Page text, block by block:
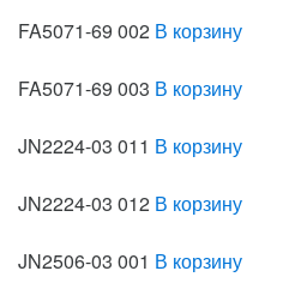
FA5071-69 002 В корзину
FA5071-69 003 В корзину
JN2224-03 011 В корзину
JN2224-03 012 В корзину
JN2506-03 001 В корзину